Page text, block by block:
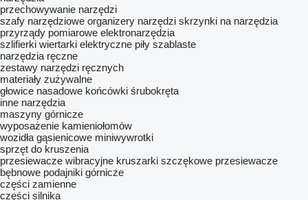
przechowywanie narzędzi
szafy narzędziowe organizery narzędzi skrzynki na narzędzia
przyrządy pomiarowe elektronarzędzia
szlifierki wiertarki elektryczne piły szablaste
narzędzia ręczne
zestawy narzędzi ręcznych
materiały zużywalne
głowice nasadowe końcówki śrubokręta
inne narzędzia
maszyny górnicze
wyposażenie kamieniołomów
wozidła gąsienicowe miniwywrotki
sprzęt do kruszenia
przesiewacze wibracyjne kruszarki szczękowe przesiewacze
bębnowe podajniki górnicze
części zamienne
części silnika